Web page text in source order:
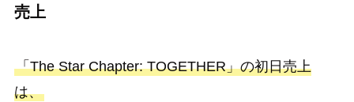
売上
「The Star Chapter: TOGETHER」の初日売上
は、